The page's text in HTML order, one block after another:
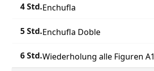
4 Std.Enchufla
5 Std.Enchufla Doble
6 Std.Wiederholung alle Figuren A1